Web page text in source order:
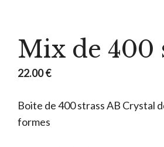
Mix de 400
22.00€
Boite de 400 strass AB Crystal
formes